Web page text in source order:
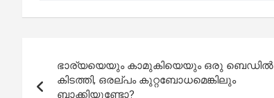
navigation
ഭാര്യയെയും കാമുകിയെയും ഒരു ബെഡിൽ
കിടത്തി, ഒരല്പം കുറ്റബോധമെങ്കിലും
ബാക്കിയുണ്ടോ?